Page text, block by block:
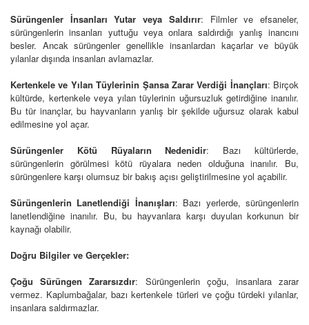
Sürüngenler İnsanları Yutar veya Saldırır: Filmler ve efsaneler,
sürüngenlerin insanları yuttuğu veya onlara saldırdığı yanlış inancını
besler. Ancak sürüngenler genellikle insanlardan kaçarlar ve büyük
yılanlar dışında insanları avlamazlar.
Kertenkele ve Yılan Tüylerinin Şansa Zarar Verdiği İnançları: Birçok
kültürde, kertenkele veya yılan tüylerinin uğursuzluk getirdiğine inanılır.
Bu tür inançlar, bu hayvanların yanlış bir şekilde uğursuz olarak kabul
edilmesine yol açar.
Sürüngenler Kötü Rüyaların Nedenidir: Bazı kültürlerde,
sürüngenlerin görülmesi kötü rüyalara neden olduğuna inanılır. Bu,
sürüngenlere karşı olumsuz bir bakış açısı geliştirilmesine yol açabilir.
Sürüngenlerin Lanetlendiği İnanışları: Bazı yerlerde, sürüngenlerin
lanetlendiğine inanılır. Bu, bu hayvanlara karşı duyulan korkunun bir
kaynağı olabilir.
Doğru Bilgiler ve Gerçekler:
Çoğu Sürüngen Zararsızdır: Sürüngenlerin çoğu, insanlara zarar
vermez. Kaplumbağalar, bazı kertenkele türleri ve çoğu türdeki yılanlar,
insanlara saldırmazlar.